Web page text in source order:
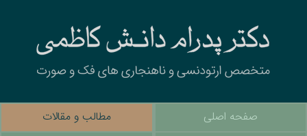
صفحه اصلی
مطالب و مقالات